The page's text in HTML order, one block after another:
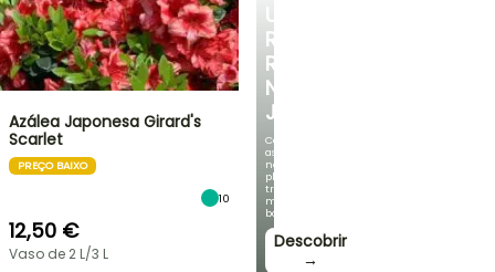
UM
RECANTO
REFRESCANTE
NO
JARDIM
Com
as
nossas
plantas
trepadeiras
mais
bonitas!
Descobrir
→
Azálea Japonesa Girard's
Scarlet
PREÇO BAIXO
10
12,50 €
Vaso de 2 L/3 L